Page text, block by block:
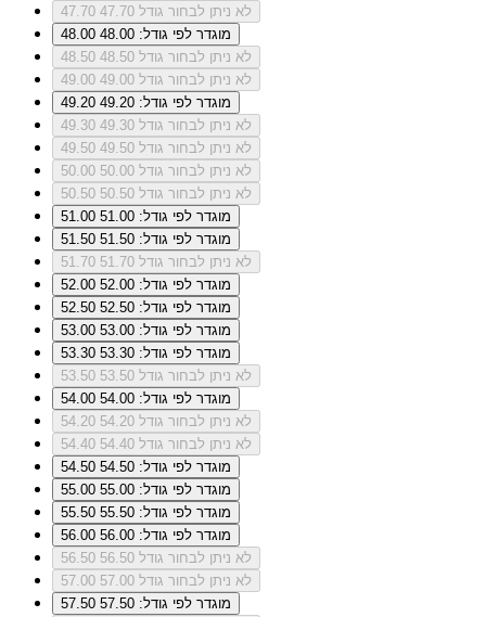
47.70
לא ניתן לבחור גודל 47.70
48.00
מוגדר לפי גודל: 48.00
48.50
לא ניתן לבחור גודל 48.50
49.00
לא ניתן לבחור גודל 49.00
49.20
מוגדר לפי גודל: 49.20
49.30
לא ניתן לבחור גודל 49.30
49.50
לא ניתן לבחור גודל 49.50
50.00
לא ניתן לבחור גודל 50.00
50.50
לא ניתן לבחור גודל 50.50
51.00
מוגדר לפי גודל: 51.00
51.50
מוגדר לפי גודל: 51.50
51.70
לא ניתן לבחור גודל 51.70
52.00
מוגדר לפי גודל: 52.00
52.50
מוגדר לפי גודל: 52.50
53.00
מוגדר לפי גודל: 53.00
53.30
מוגדר לפי גודל: 53.30
53.50
לא ניתן לבחור גודל 53.50
54.00
מוגדר לפי גודל: 54.00
54.20
לא ניתן לבחור גודל 54.20
54.40
לא ניתן לבחור גודל 54.40
54.50
מוגדר לפי גודל: 54.50
55.00
מוגדר לפי גודל: 55.00
55.50
מוגדר לפי גודל: 55.50
56.00
מוגדר לפי גודל: 56.00
56.50
לא ניתן לבחור גודל 56.50
57.00
לא ניתן לבחור גודל 57.00
57.50
מוגדר לפי גודל: 57.50